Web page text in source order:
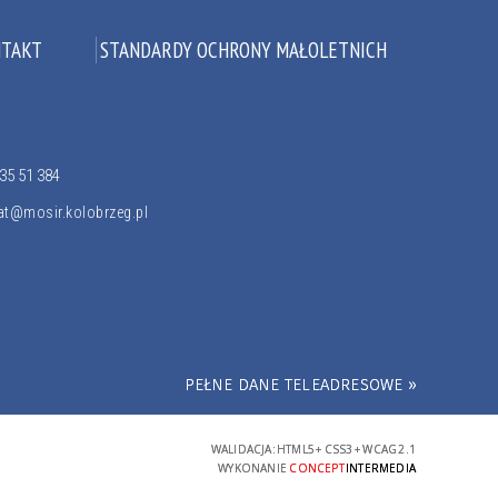
STANDARDY OCHRONY MAŁOLETNICH
51 384
PEŁNE DANE TELEADRESOWE »
WALIDACJA: HTML5+ CSS3 +WCAG 2.1
WYKONANIE CONCEPTINTERMEDIA